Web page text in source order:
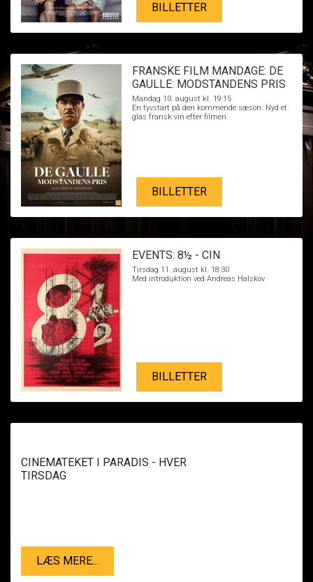
BILLETTER
FRANSKE FILM MANDAGE: DE
GAULLE: MODSTANDENS PRIS
Mandag 10. august kl. 19:15
En tyvstart på den kommende sæson. Nyd et
glas fransk vin efter filmen.
BILLETTER
EVENTS: 8½ - CIN
Tirsdag 11. august kl. 18:30
Med introduktion ved Andreas Halskov
BILLETTER
CINEMATEKET I PARADIS - HVER
TIRSDAG
LÆS MERE...